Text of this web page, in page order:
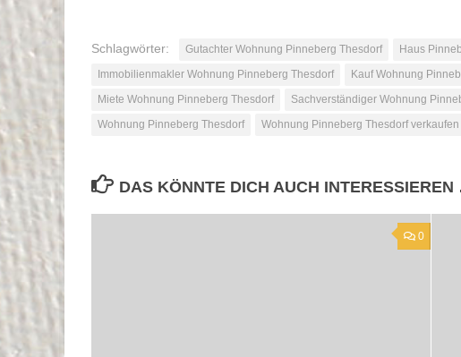
Schlagwörter: Gutachter Wohnung Pinneberg Thesdorf Haus
Immobilienmakler Wohnung Pinneberg Thesdorf
Kauf Wohnung
Miete Wohnung Pinneberg Thesdorf
Sachverständiger Wohnung
Wohnung Pinneberg Thesdorf
Wohnung Pinneberg Thesdorf verkaufen
DAS KÖNNTE DICH AUCH
0